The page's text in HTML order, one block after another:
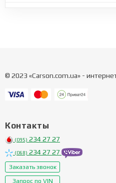
© 2023 «Carson.com.ua» -
Контакты
(095) 234 27 27
(068) 234 27 27
Заказать звонок
Запрос по VIN